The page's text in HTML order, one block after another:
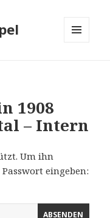
1908
– Intern
Um ihn
eingeben: